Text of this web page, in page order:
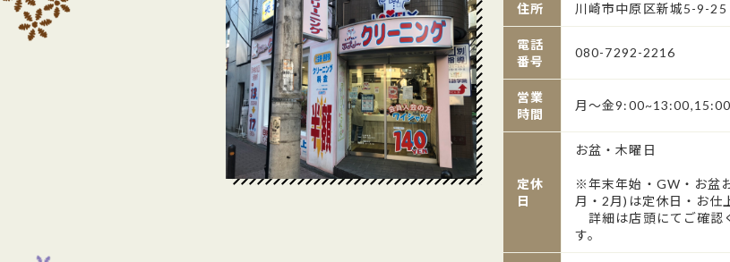
住所 川崎市中原区新城5-9-25
電話
番号
080-7292-2216
営業
時間
月～金
定休
日
お盆・木曜日
※年末年始・GW・お盆
月・2月)は定休日・お仕
詳細は店頭にてご確認
す。